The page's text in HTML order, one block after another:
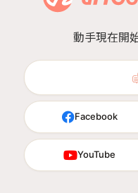
動手現在開
Facebook
YouTube